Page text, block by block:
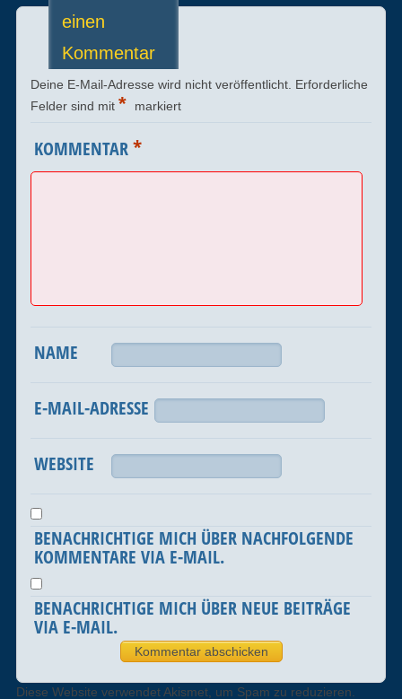
einen
Kommentar
Deine E-Mail-Adresse wird nicht veröffentlicht. Erforderliche
Felder sind mit * markiert
KOMMENTAR*
NAME
E-MAIL-ADRESSE
WEBSITE
BENACHRICHTIGE MICH ÜBER NACHFOLGENDE
KOMMENTARE VIA E-MAIL.
BENACHRICHTIGE MICH ÜBER NEUE BEITRÄGE
VIA E-MAIL.
Diese Website verwendet Akismet, um Spam zu reduzieren.